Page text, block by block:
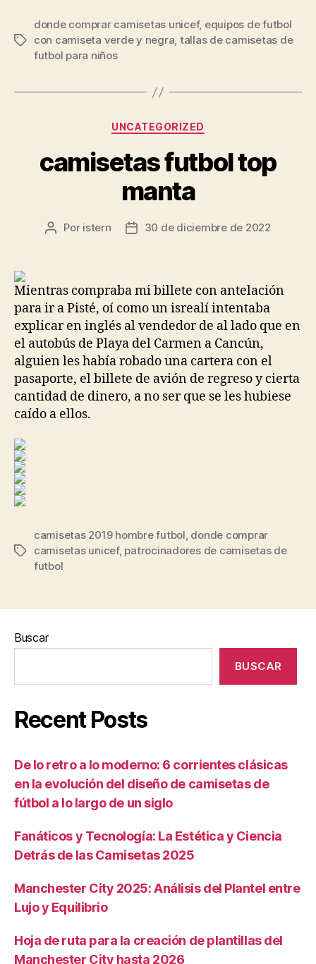
Etiquetas
donde comprar camisetas unicef, equipos de futbol
con camiseta verde y negra, tallas de camisetas de
futbol para niños
Categorías
UNCATEGORIZED
camisetas futbol top
manta
Autor
Por istern
Fecha30 de diciembre de 2022
Mientras compraba mi billete con antelación
para ir a Pisté, oí como un isrealí intentaba
explicar en inglés al vendedor de al lado que en
el autobús de Playa del Carmen a Cancún,
alguien les había robado una cartera con el
pasaporte, el billete de avión de regreso y cierta
cantidad de dinero, a no ser que se les hubiese
caído a ellos.
Etiquetas
camisetas 2019 hombre futbol, donde comprar
camisetas unicef, patrocinadores de camisetas de
futbol
Buscar
BUSCAR
Recent Posts
De lo retro a lo moderno: 6 corrientes clásicas
en la evolución del diseño de camisetas de
fútbol a lo largo de un siglo
Fanáticos y Tecnología: La Estética y Ciencia
Detrás de las Camisetas 2025
Manchester City 2025: Análisis del Plantel entre
Lujo y Equilibrio
Hoja de ruta para la creación de plantillas del
Manchester City hasta 2026